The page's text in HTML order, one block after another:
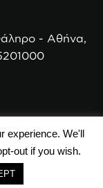
- Αθήνα,
experience. We'll
out if you wish.